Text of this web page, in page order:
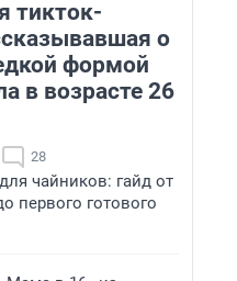
тикток-
о
формой
в возрасте 26
28
чайников: гайд от
первого готового